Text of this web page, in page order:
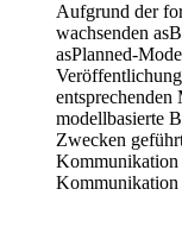
Aufgrund der
wachsenden
asPlanned-
modellbasierte
Zwecken
Kommunikation
Kommunikation